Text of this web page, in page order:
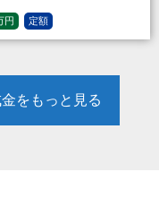
円 定額
をもっと見る